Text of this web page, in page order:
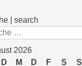
| search
2026
D M D F S
S